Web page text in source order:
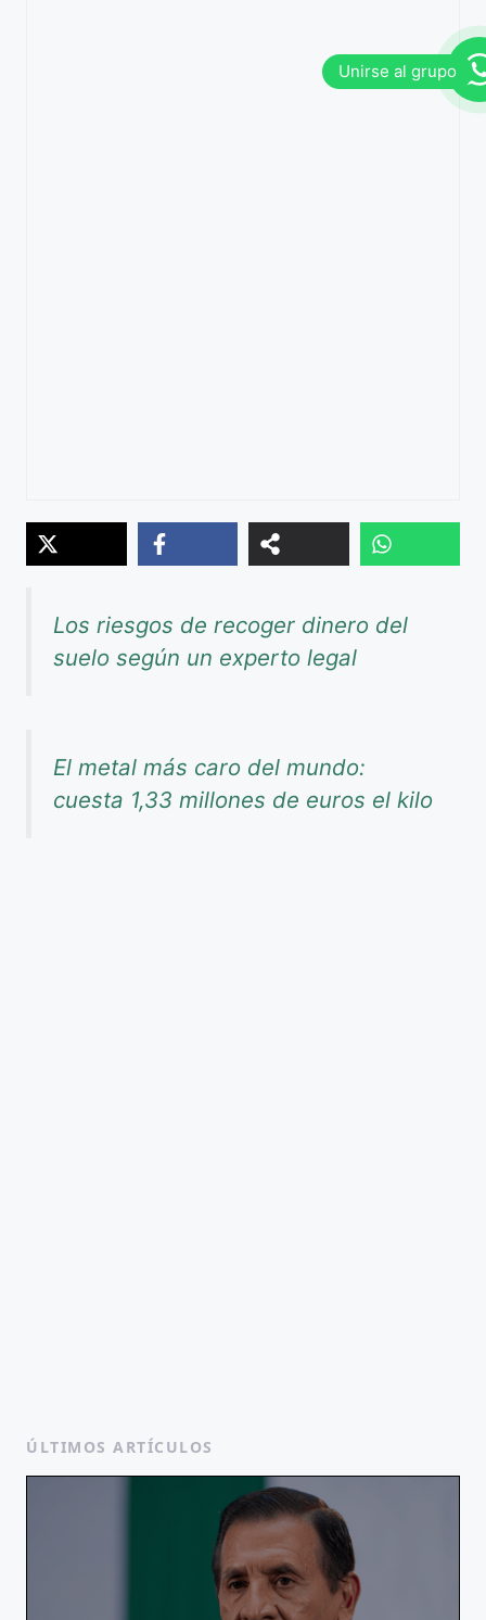
Los riesgos de recoger dinero del
suelo según un experto legal
El metal más caro del mundo:
cuesta 1,33 millones de euros el kilo
ÚLTIMOS ARTÍCULOS